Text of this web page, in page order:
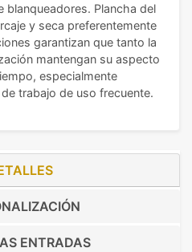
blanqueadores. Plancha del
y seca preferentemente
garantizan que tanto la
mantengan su aspecto
especialmente
trabajo de uso frecuente.
ENTRADAS